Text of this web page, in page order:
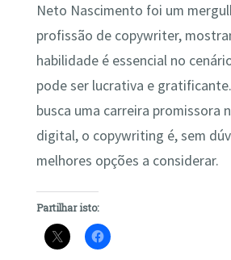
Neto Nascimento foi um
profissão de copywriter,
habilidade é essencial no
pode ser lucrativa e
busca uma carreira promissora
digital, o copywriting é, sem
melhores opções a considerar.
Partilhar isto: